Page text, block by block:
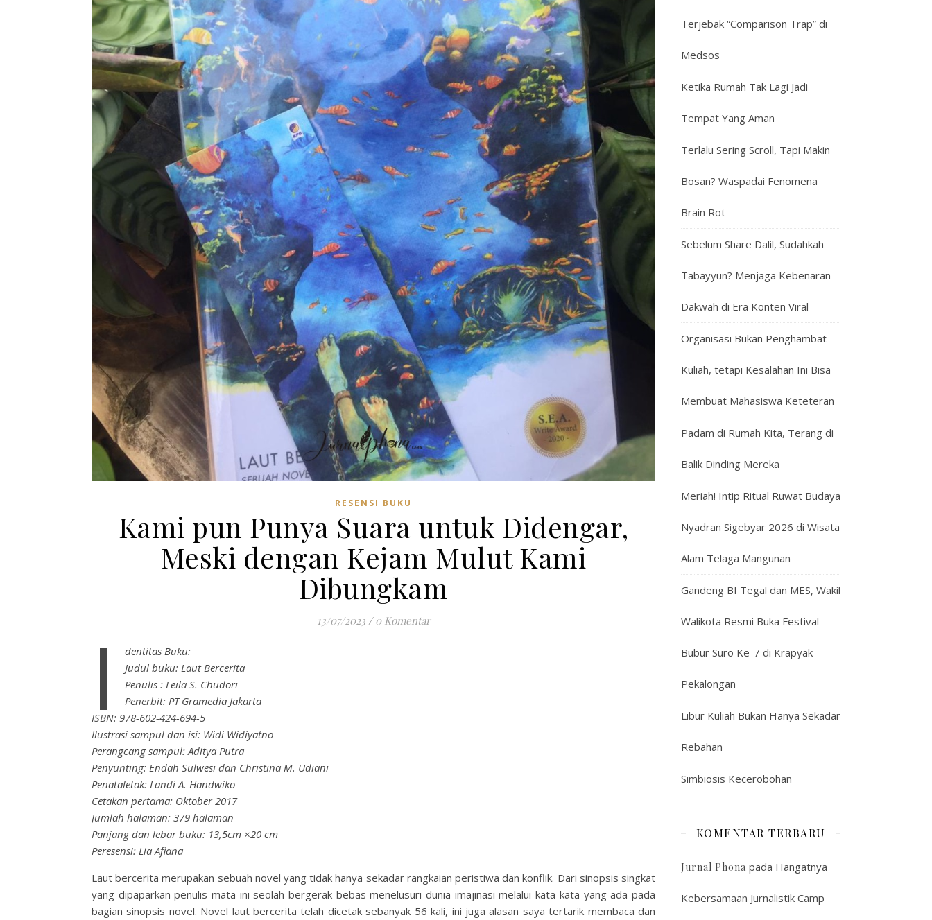
RESENSI BUKU
Kami pun Punya Suara untuk Didengar,
Meski dengan Kejam Mulut Kami
Dibungkam
13/07/2023 / 0 Komentar
I
dentitas Buku:
Judul buku: Laut Bercerita
Penulis : Leila S. Chudori
Penerbit: PT Gramedia Jakarta
ISBN: 978-602-424-694-5
Ilustrasi sampul dan isi: Widi Widiyatno
Perangcang sampul: Aditya Putra
Penyunting: Endah Sulwesi dan Christina M. Udiani
Penataletak: Landi A. Handwiko
Cetakan pertama: Oktober 2017
Jumlah halaman: 379 halaman
Panjang dan lebar buku: 13,5cm ×20 cm
Peresensi: Lia Afiana
Laut bercerita merupakan sebuah novel yang tidak hanya sekadar rangkaian peristiwa dan konflik. Dari sinopsis singkat
yang dipaparkan penulis mata ini seolah bergerak bebas menelusuri dunia imajinasi melalui kata-kata yang ada pada
bagian sinopsis novel. Novel laut bercerita telah dicetak sebanyak 56 kali, ini juga alasan saya tertarik membaca dan
Terjebak “Comparison Trap” di
Medsos
Ketika Rumah Tak Lagi Jadi
Tempat Yang Aman
Terlalu Sering Scroll, Tapi Makin
Bosan? Waspadai Fenomena
Brain Rot
Sebelum Share Dalil, Sudahkah
Tabayyun? Menjaga Kebenaran
Dakwah di Era Konten Viral
Organisasi Bukan Penghambat
Kuliah, tetapi Kesalahan Ini Bisa
Membuat Mahasiswa Keteteran
Padam di Rumah Kita, Terang di
Balik Dinding Mereka
Meriah! Intip Ritual Ruwat Budaya
Nyadran Sigebyar 2026 di Wisata
Alam Telaga Mangunan
Gandeng BI Tegal dan MES, Wakil
Walikota Resmi Buka Festival
Bubur Suro Ke-7 di Krapyak
Pekalongan
Libur Kuliah Bukan Hanya Sekadar
Rebahan
Simbiosis Kecerobohan
KOMENTAR TERBARU
Jurnal Phona pada Hangatnya
Kebersamaan Jurnalistik Camp